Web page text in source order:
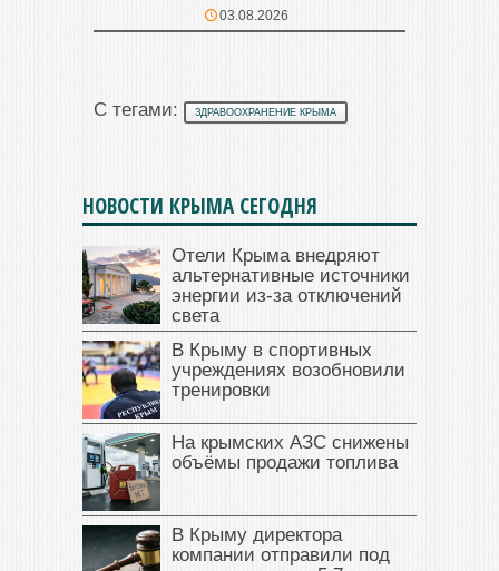
03.08.2026
С тегами: ЗДРАВООХРАНЕНИЕ КРЫМА
НОВОСТИ КРЫМА СЕГОДНЯ
Отели Крыма внедряют
альтернативные источники
энергии из-за отключений
света
В Крыму в спортивных
учреждениях возобновили
тренировки
На крымских АЗС снижены
объёмы продажи топлива
В Крыму директора
компании отправили под